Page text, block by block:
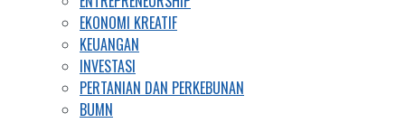
EKONOMI KREATIF
KEUANGAN
INVESTASI
PERTANIAN DAN PERKEBUNAN
BUMN